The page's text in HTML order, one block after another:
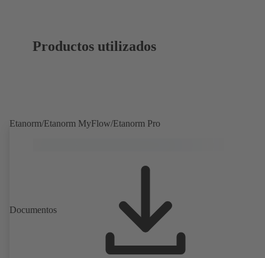
Productos utilizados
Etanorm/Etanorm MyFlow/Etanorm Pro
Documentos